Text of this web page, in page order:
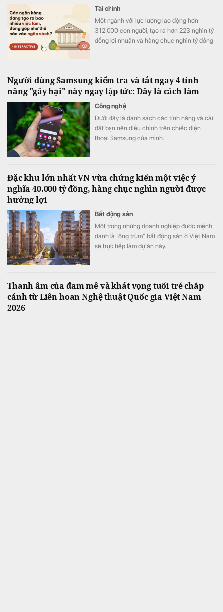
Tài chính
Một ngành với lực lượng lao động hơn
312.000 con người, tạo ra hơn 223 nghìn tỷ
đồng lợi nhuận và hàng chục nghìn tỷ đồng
Người dùng Samsung kiểm tra và tắt ngay 4 tính
năng "gây hại" này ngay lập tức: Đây là cách làm
Công nghệ
Dưới đây là danh sách các tính năng và cài
đặt bạn nên điều chỉnh trên chiếc điện
thoại Samsung của mình.
Đặc khu lớn nhất VN vừa chứng kiến một việc ý
nghĩa 40.000 tỷ đồng, hàng chục nghìn người được
hưởng lợi
Bất động sản
Một trong những doanh nghiệp được mệnh
danh là “ông trùm” bất động sản ở Việt Nam
sẽ trực tiếp làm dự án này.
Thanh âm của đam mê và khát vọng tuổi trẻ chắp
cánh từ Liên hoan Nghệ thuật Quốc gia Việt Nam
2026